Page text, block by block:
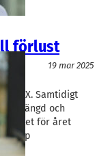
förlust
19 mar 2025
X. Samtidigt
och
för året
Filip